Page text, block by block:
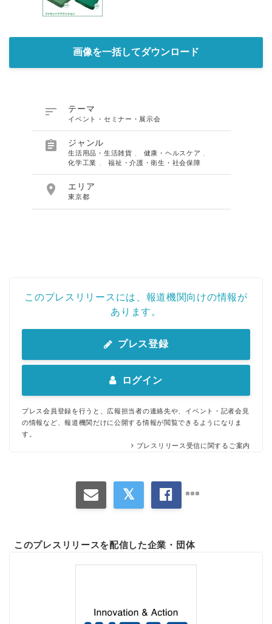
画像を一括してダウンロード
 テーマ
イベント・セミナー・展示会
 ジャンル
生活用品・生活雑貨 健康・ヘルスケア
化学工業
、福祉・介護・衛生・社会保障
 エリア
東京都
このプレスリリースには、報道機関向けの情報が
あります。
プレス登録
ログイン
プレス会員登録を行うと、広報担当者の連絡先や、イベント・記者会見
の情報など、報道機関だけに公開する情報が閲覧できるようになりま
す。
プレスリリース受信に関するご案内
このプレスリリースを配信した企業・団体